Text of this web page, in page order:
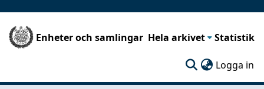
Enheter och samlingar Hela arkivet Statistik
Logga in